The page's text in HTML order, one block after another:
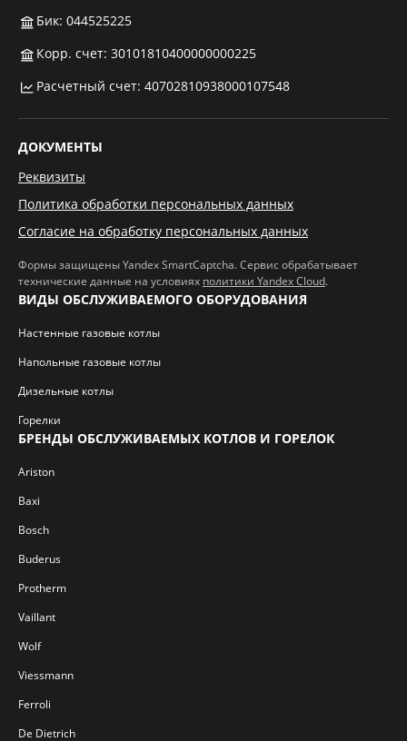
Бик: 044525225
Корр. счет: 30101810400000000225
Расчетный счет: 40702810938000107548
ДОКУМЕНТЫ
Реквизиты
Политика обработки персональных данных
Согласие на обработку персональных данных
Формы защищены Yandex SmartCaptcha. Сервис обрабатывает
технические данные на условиях политики Yandex Cloud.
ВИДЫ ОБСЛУЖИВАЕМОГО ОБОРУДОВАНИЯ
Настенные газовые котлы
Напольные газовые котлы
Дизельные котлы
Горелки
БРЕНДЫ ОБСЛУЖИВАЕМЫХ КОТЛОВ И ГОРЕЛОК
Ariston
Baxi
Bosch
Buderus
Protherm
Vaillant
Wolf
Viessmann
Ferroli
De Dietrich